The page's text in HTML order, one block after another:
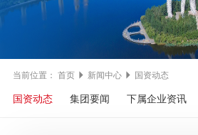
当前位置： 首页 新闻中心 国资动态
国资动态 集团要闻 下属企业资讯